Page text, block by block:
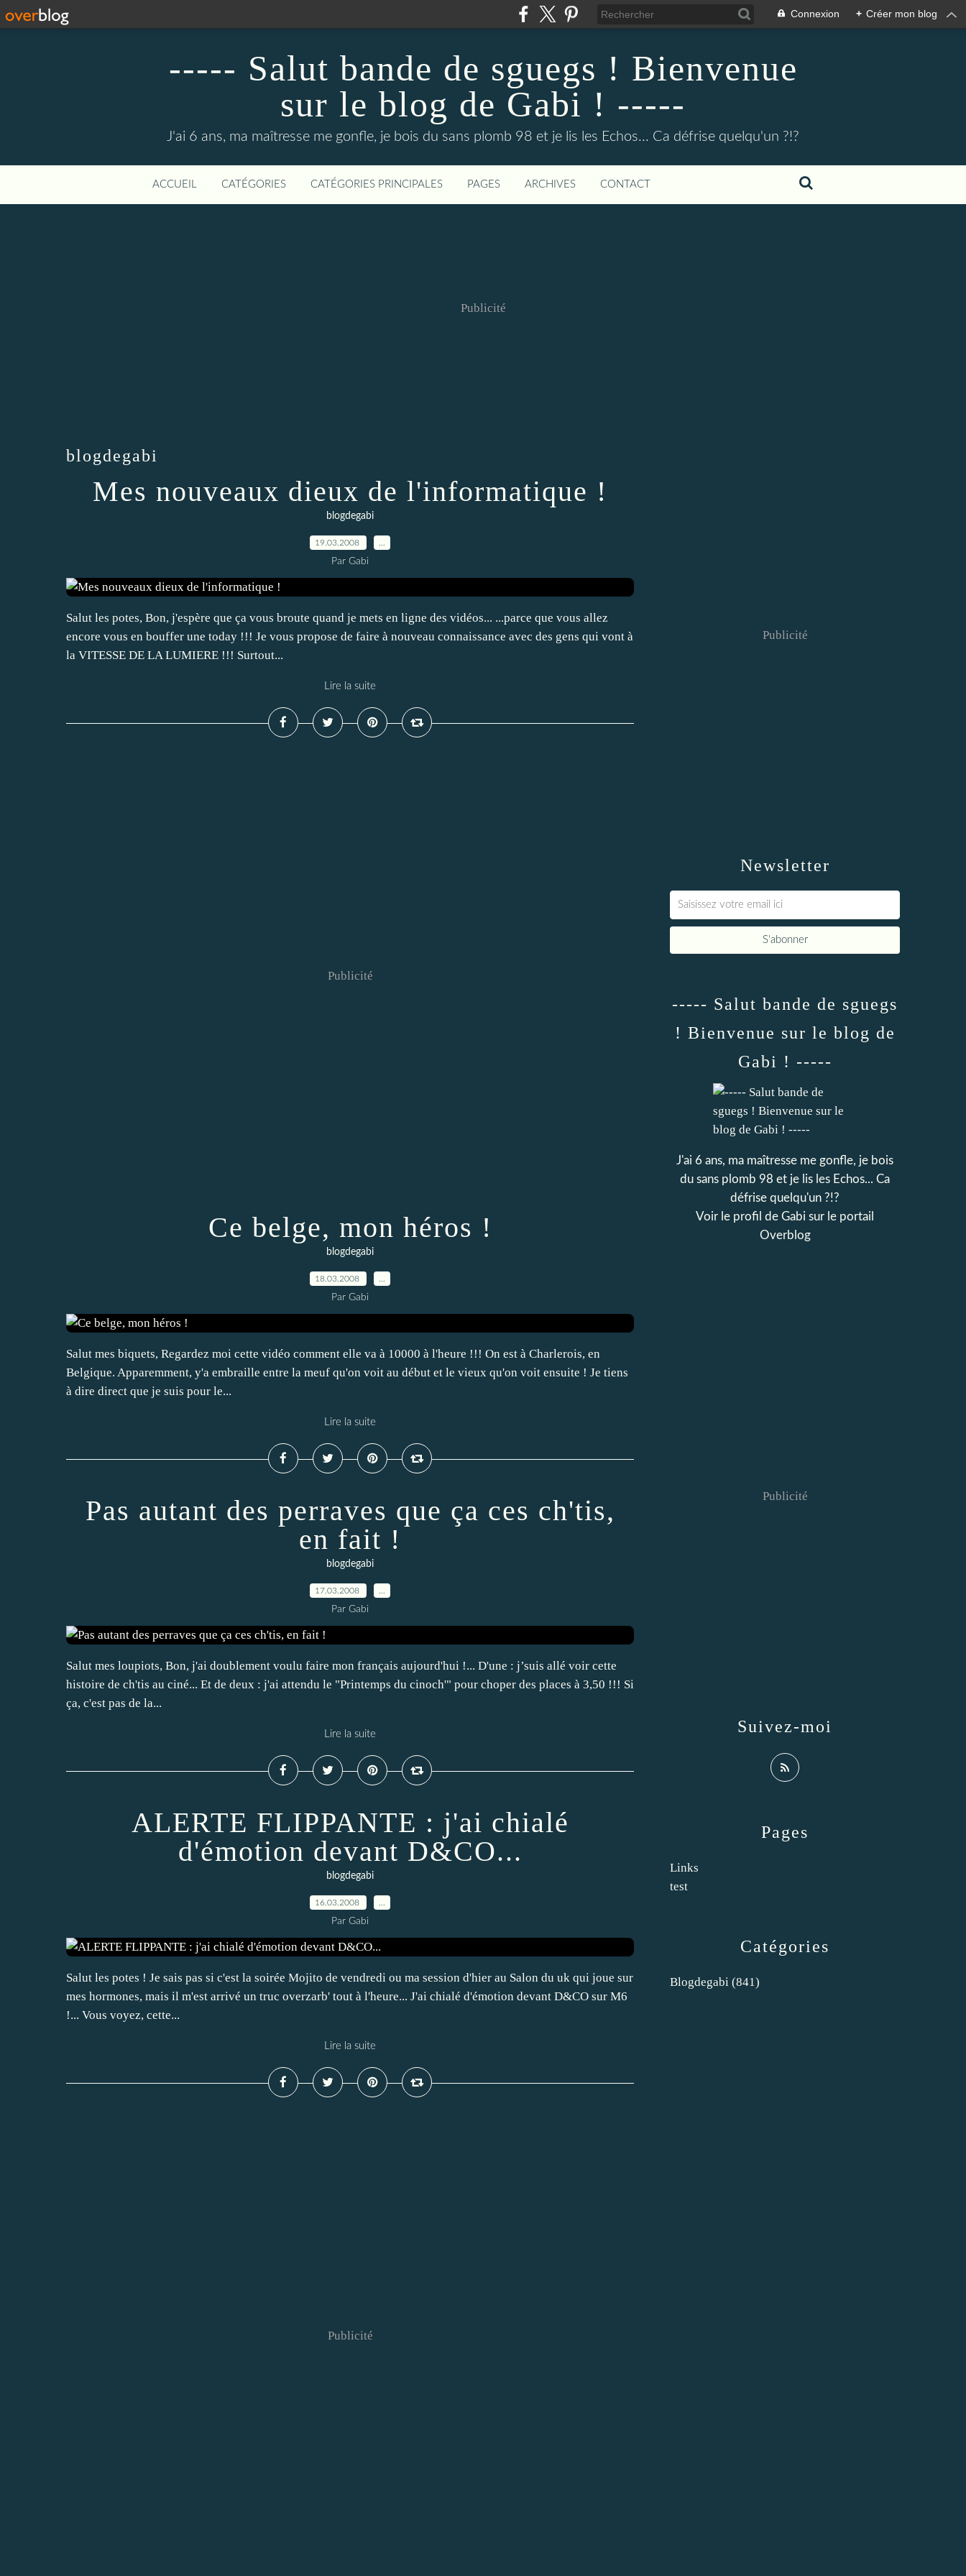
Connexion + Créer mon blog
----- Salut bande de sguegs ! Bienvenue
sur le blog de Gabi ! -----
J'ai 6 ans, ma maîtresse me gonfle, je bois du sans plomb 98 et je lis les Echos... Ca défrise quelqu'un ?!?
ACCUEIL CATÉGORIES CATÉGORIES PRINCIPALES PAGES ARCHIVES CONTACT
Publicité
blogdegabi
Mes nouveaux dieux de l'informatique !
blogdegabi
19.03.2008
Par Gabi
Salut les potes, Bon, j'espère que ça vous broute quand je mets en ligne des vidéos... ...parce que vous allez
encore vous en bouffer une today !!! Je vous propose de faire à nouveau connaissance avec des gens qui vont à
la VITESSE DE LA LUMIERE !!! Surtout...
Lire la suite
Publicité
Ce belge, mon héros !
blogdegabi
18.03.2008
Par Gabi
Salut mes biquets, Regardez moi cette vidéo comment elle va à 10000 à l'heure !!! On est à Charlerois, en
Belgique. Apparemment, y'a embraille entre la meuf qu'on voit au début et le vieux qu'on voit ensuite ! Je tiens
à dire direct que je suis pour le...
Lire la suite
Pas autant des perraves que ça ces ch'tis,
en fait !
blogdegabi
17.03.2008
Par Gabi
Salut mes loupiots, Bon, j'ai doublement voulu faire mon français aujourd'hui !... D'une : j’suis allé voir cette
histoire de ch'tis au ciné... Et de deux : j'ai attendu le "Printemps du cinoch'" pour choper des places à 3,50 !!! Si
ça, c'est pas de la...
Lire la suite
ALERTE FLIPPANTE : j'ai chialé
d'émotion devant D&CO...
blogdegabi
16.03.2008
Par Gabi
Salut les potes ! Je sais pas si c'est la soirée Mojito de vendredi ou ma session d'hier au Salon du uk qui joue sur
mes hormones, mais il m'est arrivé un truc overzarb' tout à l'heure... J'ai chialé d'émotion devant D&CO sur M6
!... Vous voyez, cette...
Lire la suite
Publicité
Newsletter
Publicité
Catégories
Blogdegabi (841)
Pages
Links
test
----- Salut bande de sguegs
! Bienvenue sur le blog de
Gabi ! -----
J'ai 6 ans, ma maîtresse me gonfle, je bois
du sans plomb 98 et je lis les Echos... Ca
défrise quelqu'un ?!?
Voir le profil de Gabi sur le portail
Overblog
Suivez-moi
Publicité